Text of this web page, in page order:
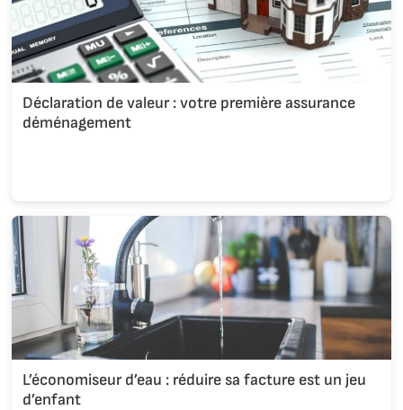
Déclaration de valeur : votre première assurance
déménagement
L’économiseur d’eau : réduire sa facture est un jeu
d’enfant